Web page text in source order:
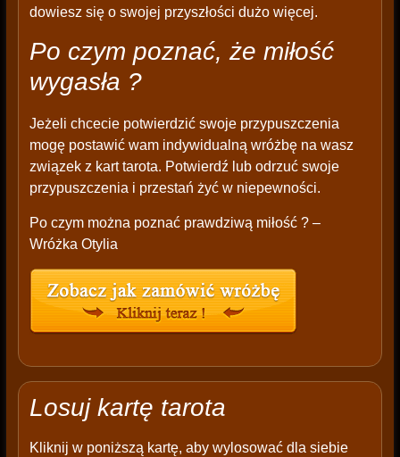
dowiesz się o swojej przyszłości dużo więcej.
Po czym poznać, że miłość
wygasła ?
Jeżeli chcecie potwierdzić swoje przypuszczenia
mogę postawić wam indywidualną wróżbę na wasz
związek z kart tarota. Potwierdź lub odrzuć swoje
przypuszczenia i przestań żyć w niepewności.
Po czym można poznać prawdziwą miłość ? –
Wróżka Otylia
Losuj kartę tarota
Kliknij w poniższą kartę, aby wylosować dla siebie